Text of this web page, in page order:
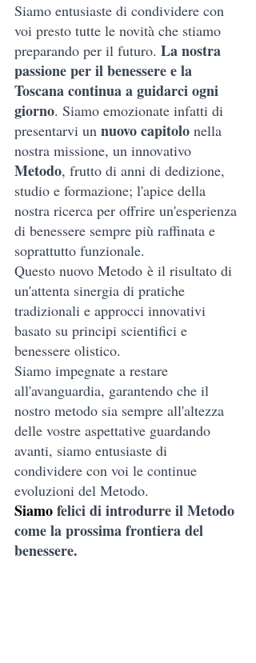
Siamo entusiaste di condividere con
voi presto tutte le novità che stiamo
preparando per il futuro. La nostra
passione per il benessere e la
Toscana continua a guidarci ogni
giorno. Siamo emozionate infatti di
presentarvi un nuovo capitolo nella
nostra missione, un innovativo
Metodo, frutto di anni di dedizione,
studio e formazione; l'apice della
nostra ricerca per offrire un'esperienza
di benessere sempre più raffinata e
soprattutto funzionale.
Questo nuovo Metodo è il risultato di
un'attenta sinergia di pratiche
tradizionali e approcci innovativi
basato su principi scientifici e
benessere olistico.
Siamo impegnate a restare
all'avanguardia, garantendo che il
nostro metodo sia sempre all'altezza
delle vostre aspettative guardando
avanti, siamo entusiaste di
condividere con voi le continue
evoluzioni del Metodo.
Siamo felici di introdurre il Metodo
come la prossima frontiera del
benessere.